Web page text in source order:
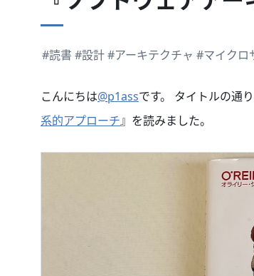
#読書 #設計#アーキテクチャ #マイクロ
こんにちは@p1assです。 タイトルの通
系的アプローチ』を読みました。